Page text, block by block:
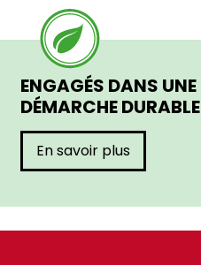
ENGAGÉS DANS UNE
DÉMARCHE DURABLE
En savoir plus